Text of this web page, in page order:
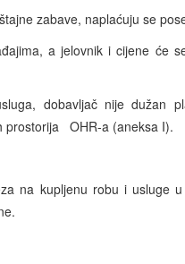
zabave, naplaćuju se
a jelovnik i cijene će
dobavljač nije dužan
prostorija OHR-a (aneksa I).
na kupljenu robu i usluge